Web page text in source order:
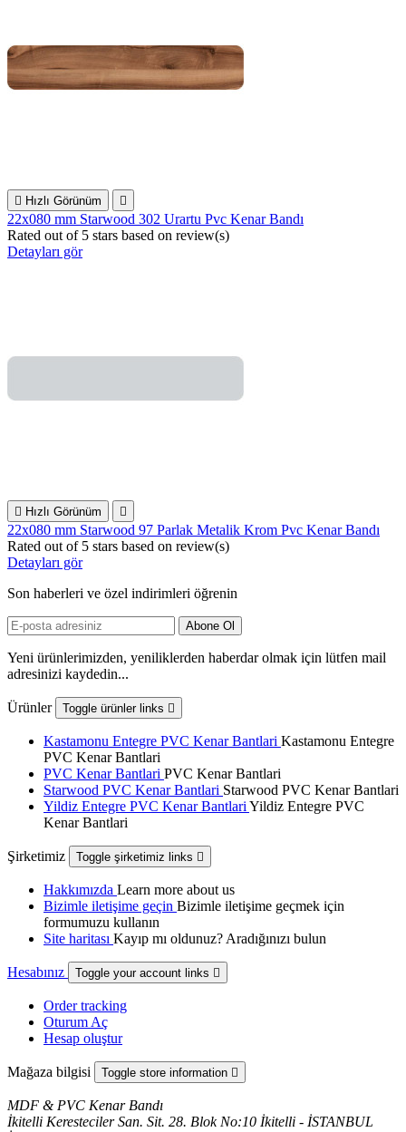
 Hızlı Görünüm 
22x080 mm Starwood 302 Urartu Pvc Kenar Bandı
Rated out of 5 stars based on review(s)
Detayları gör
 Hızlı Görünüm 
22x080 mm Starwood 97 Parlak Metalik Krom Pvc Kenar Bandı
Rated out of 5 stars based on review(s)
Detayları gör
Son haberleri ve özel indirimleri öğrenin
Yeni ürünlerimizden, yeniliklerden haberdar olmak için lütfen mail
adresinizi kaydedin...
Ürünler Toggle ürünler links 
Kastamonu Entegre PVC Kenar Bantlari Kastamonu Entegre
PVC Kenar Bantlari
PVC Kenar Bantlari PVC Kenar Bantlari
Starwood PVC Kenar Bantlari Starwood PVC Kenar Bantlari
Yildiz Entegre PVC Kenar Bantlari Yildiz Entegre PVC
Kenar Bantlari
Şirketimiz Toggle şirketimiz links 
Hakkımızda Learn more about us
Bizimle iletişime geçin Bizimle iletişime geçmek için
formumuzu kullanın
Site haritası Kayıp mı oldunuz? Aradığınızı bulun
Hesabınız Toggle your account links 
Order tracking
Oturum Aç
Hesap oluştur
Mağaza bilgisi Toggle store information 
MDF & PVC Kenar Bandı
İkitelli Keresteciler San. Sit. 28. Blok No:10 İkitelli - İSTANBUL